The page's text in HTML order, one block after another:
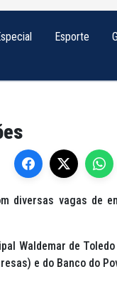
Esporte
diversas vagas de
Waldemar de Toledo
e do Banco do